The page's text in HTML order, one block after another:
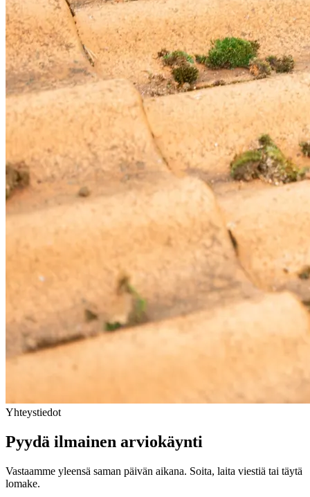
Yhteystiedot
Pyydä ilmainen arviokäynti
Vastaamme yleensä saman päivän aikana. Soita, laita viestiä tai täytä
lomake.